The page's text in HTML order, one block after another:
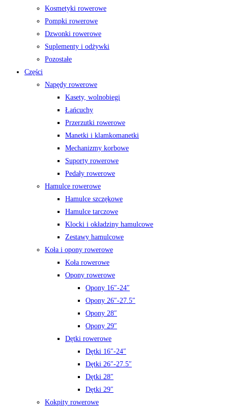
Kosmetyki rowerowe
Pompki rowerowe
Dzwonki rowerowe
Suplementy i odżywki
Pozostałe
Części
Napędy rowerowe
Kasety, wolnobiegi
Łańcuchy
Przerzutki rowerowe
Manetki i klamkomanetki
Mechanizmy korbowe
Suporty rowerowe
Pedały rowerowe
Hamulce rowerowe
Hamulce szczękowe
Hamulce tarczowe
Klocki i okładziny hamulcowe
Zestawy hamulcowe
Koła i opony rowerowe
Koła rowerowe
Opony rowerowe
Opony 16″-24″
Opony 26″-27.5″
Opony 28″
Opony 29″
Dętki rowerowe
Dętki 16″-24″
Dętki 26″-27.5″
Dętki 28″
Dętki 29″
Kokpity rowerowe